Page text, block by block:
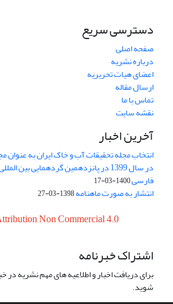
دسترسی سریع
صفحه اصلی
درباره نشریه
اعضای هیات تحریریه
ارسال مقاله
تماس با ما
نقشه سایت
آخرین اخبار
انتخاب مجله تحقیقات آب و خاک ایران به عنوان
در سال 1399 در پانزدهمین گردهمایی بین
فارسی1400-03-17
انتشار به صورت ماهنامه1398-03-27
Non Commercial 4.0
اشتراک خبرنامه
برای دریافت اخبار و اطلاعیه های مهم نشریه
شوید.